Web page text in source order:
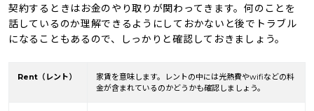
契約するときはお金のやり取りが関わってきます。何のことを
話しているのか理解できるようにしておかないと後でトラブル
になることもあるので、しっかりと確認しておきましょう。
Rent（レント）
家賃を意味します。レントの中には光熱費やwifiなどの料
金が含まれているのかどうかも確認しましょう。